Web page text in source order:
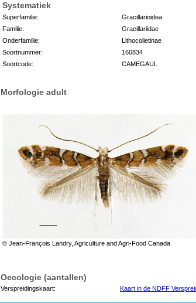
Systematiek
Superfamilie:
Gracillarioidea
Familie:
Gracillariidae
Onderfamilie:
Lithocolletinae
Soortnummer:
160834
Soortcode:
CAMEGAUL
Morfologie adult
© Jean-François Landry, Agriculture and Agri-Food Canada
Oecologie (aantallen)
Verspreidingskaart: Kaart in de NDFF